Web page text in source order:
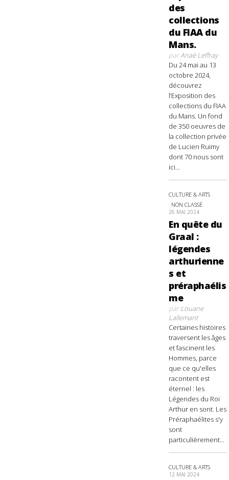
des
collections
du FIAA du
Mans.
parAnaë Leffray
Du 24 mai au 13
octobre 2024,
découvrez
l’Exposition des
collections du FIAA
du Mans. Un fond
de 350 oeuvres de
la collection privée
de Lucien Ruimy
dont 70 nous sont
ici...
CULTURE & ARTS
NON CLASSÉ
26 MAI 2024
En quête du
Graal :
légendes
arthurienne
s et
préraphaélis
me
parLouane
Lallemant
Certaines histoires
traversent les âges
et fascinent les
Hommes, parce
que ce qu'elles
racontent est
éternel : les
Légendes du Roi
Arthur en sont. Les
Préraphaélites s'y
sont
particulièrement...
CULTURE & ARTS
12 MAI 2024